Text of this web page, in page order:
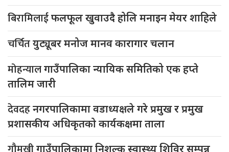
बिरामिलाईफलफूल खुवाउदै होलि मनाइन मेयर शाहिले
चर्चितयुट्यूबर मनोज मानव कारागार चलान
मोहन्यालगाउँपालिका न्यायिक समितिको एक हप्ते
तालिम जारी
देवदहनगरपालिकामा वडाध्यक्षले गरे प्रमुख र प्रमुख
प्रशासकीय अधिकृतको कार्यकक्षमा ताला
गाउँपालिकामा निशुल्क स्वास्थ्य शिविर सम्पन्न